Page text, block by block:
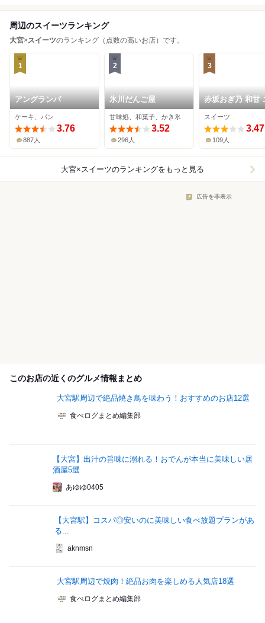
周辺のスイーツランキング
大宮×スイーツのランキング（点数の高いお店）です。
1
アングランパ
ケーキ、パン
3.76
887人
2
氷川だんご屋
甘味処、和菓子、かき氷
3.52
296人
3
赤坂おぎ乃 和甘
ュート大宮
スイーツ
3.47
109人
大宮×スイーツのランキングをもっと見る
広告を非表示
このお店の近くのグルメ情報まとめ
大宮駅周辺で絶品焼き鳥を味わう！おすすめのお店12選
食べログまとめ編集部
【大宮】出汁の旨味に溺れる！おでんが本当に美味しい居
酒屋5選
あゆゆ0405
【大宮駅】コスパ◎安いのに美味しい食べ放題プランがあ
る...
aknmsn
大宮駅周辺で焼肉！絶品お肉を楽しめる人気店18選
食べログまとめ編集部